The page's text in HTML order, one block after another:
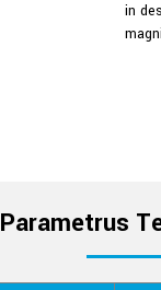
in
Parametrus